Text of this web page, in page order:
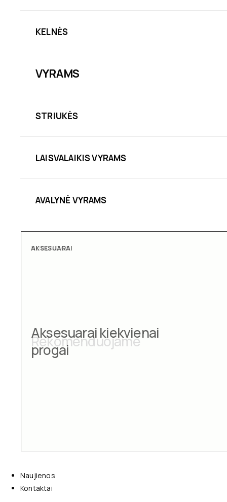
KELNĖS
VYRAMS
STRIUKĖS
LAISVALAIKIS VYRAMS
AVALYNĖ VYRAMS
AKSESUARAI
Aksesuarai kiekvienai
progai
Naujienos
Kontaktai